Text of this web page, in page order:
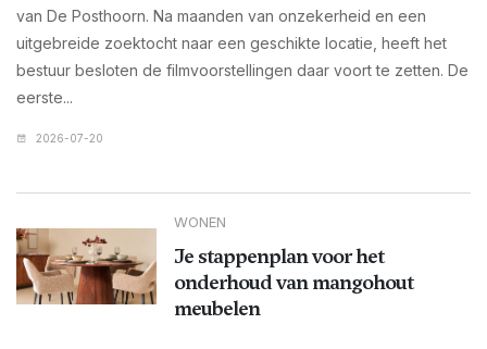
van De Posthoorn. Na maanden van onzekerheid en een
uitgebreide zoektocht naar een geschikte locatie, heeft het
bestuur besloten de filmvoorstellingen daar voort te zetten. De
eerste...
2026-07-20
WONEN
Je stappenplan voor het
onderhoud van mangohout
meubelen